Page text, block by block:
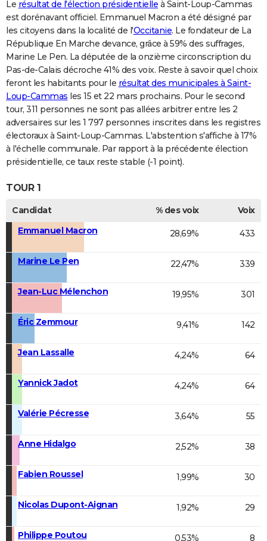
Le résultat de l'élection présidentielle à Saint-Loup-Cammas
est dorénavant officiel. Emmanuel Macron a été désigné par
les citoyens dans la localité de l'Occitanie. Le fondateur de La
République En Marche devance, grâce à 59% des suffrages,
Marine Le Pen. La députée de la onzième circonscription du
Pas-de-Calais décroche 41% des voix. Reste à savoir quel choix
feront les habitants pour le résultat des municipales à Saint-
Loup-Cammas les 15 et 22 mars prochains. Pour le second
tour, 311 personnes ne sont pas allées arbitrer entre les 2
adversaires sur les 1 797 personnes inscrites dans les registres
électoraux à Saint-Loup-Cammas. L'abstention s'affiche à 17%
à l'échelle communale. Par rapport à la précédente élection
présidentielle, ce taux reste stable (-1 point).
TOUR 1
Candidat % des voix
Voix
Emmanuel Macron
28,69% 433
Marine Le Pen 22,47% 339
Jean-Luc Mélenchon 19,95% 301
Éric Zemmour 9,41% 142
Jean Lassalle 4,24% 64
Yannick Jadot 4,24% 64
Valérie Pécresse 3,64% 55
Anne Hidalgo 2,52% 38
Fabien Roussel 1,99% 30
Nicolas Dupont-Aignan 1,92% 29
Philippe Poutou 0,53% 8